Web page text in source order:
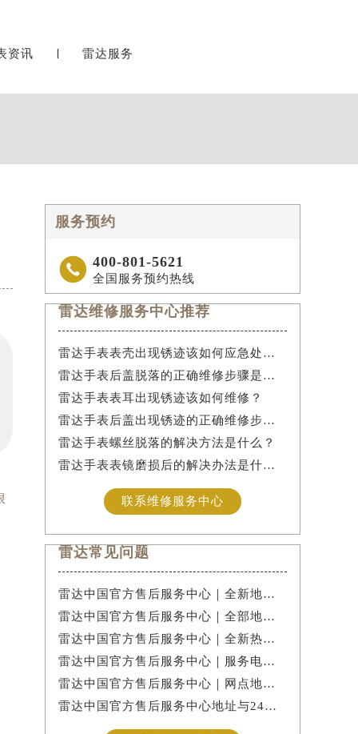
资讯 雷达服务
服务预约
 400-801-5621
全国服务预约热线
雷达维修服务中心推荐
雷达手表表壳出现锈迹该如何应急处理？
雷达手表后盖脱落的正确维修步骤是什么？
雷达手表表耳出现锈迹该如何维修？
雷达手表后盖出现锈迹的正确维修步骤是什么？
雷达手表螺丝脱落的解决方法是什么？
雷达手表表镜磨损后的解决办法是什么？
联系维修服务中心
雷达常见问题
雷达中国官方售后服务中心｜全新地址与官方电话权威信息公示（2026年7月最新）
雷达中国官方售后服务中心｜全部地址与客服热线权威信息公示（2026年7月最新）
雷达中国官方售后服务中心｜全新热线和维修门店地址权威信息公示（2026年7月最新）
雷达中国官方售后服务中心｜服务电话及详细网点地址权威信息公示（2026年7月最新）
雷达中国官方售后服务中心｜网点地址和官方热线权威信息公示（2026年7月最新）
雷达中国官方售后服务中心地址与24小时客服电话实地考察报告多信源验证（2026年7月最新）